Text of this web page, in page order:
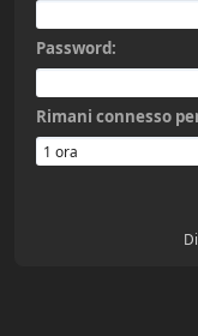
Password:
Rimani connesso